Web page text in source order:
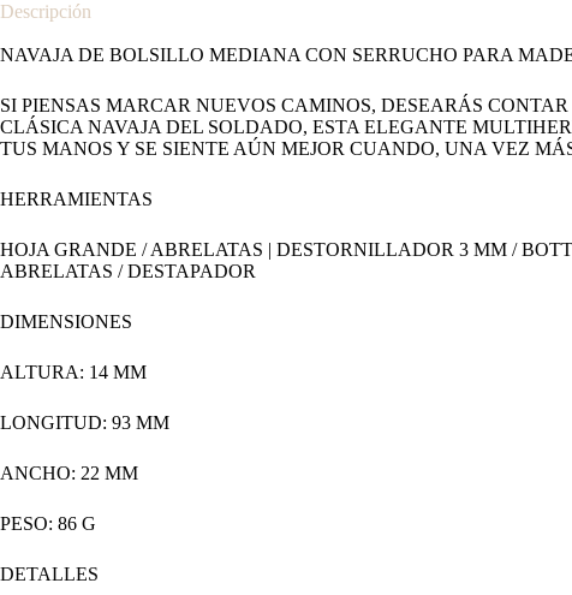
Descripción
NAVAJA DE BOLSILLO MEDIANA CON SERRUCHO PARA
SI PIENSAS MARCAR NUEVOS CAMINOS, DESEARÁS
CLÁSICA NAVAJA DEL SOLDADO, ESTA ELEGANTE
TUS MANOS Y SE SIENTE AÚN MEJOR CUANDO, UNA VEZ
HERRAMIENTAS
HOJA GRANDE / ABRELATAS | DESTORNILLADOR 3 MM /
ABRELATAS / DESTAPADOR
DIMENSIONES
ALTURA: 14 MM
LONGITUD: 93 MM
ANCHO: 22 MM
PESO: 86 G
DETALLES